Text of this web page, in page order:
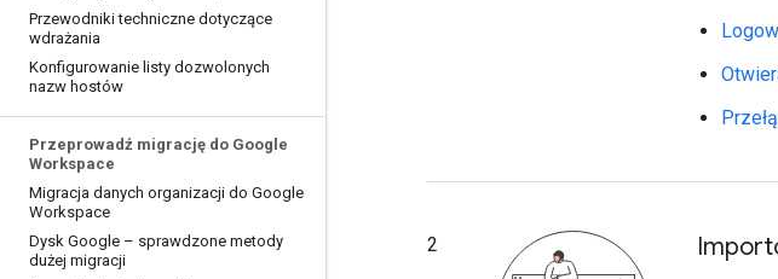
Przewodniki techniczne dotyczące
wdrażania
Konfigurowanie listy dozwolonych
nazw hostów
Przeprowadź migrację do Google
Workspace
Migracja danych organizacji do Google
Workspace
Dysk Google – sprawdzone metody
dużej migracji
2